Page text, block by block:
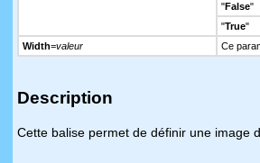
"False"
"True"
Width=valeur Ce
Description
Cette balise permet de définir une image